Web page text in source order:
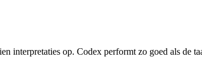
interpretaties op. Codex performt zo goed als de